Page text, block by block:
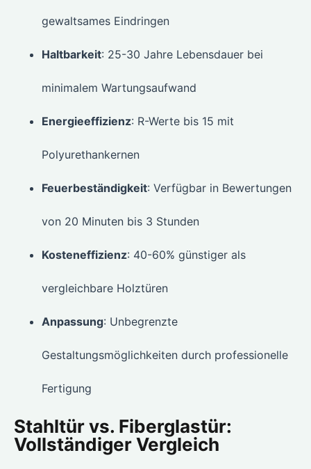
gewaltsames Eindringen
Haltbarkeit: 25-30 Jahre Lebensdauer bei
minimalem Wartungsaufwand
Energieeffizienz: R-Werte bis 15 mit
Polyurethankernen
Feuerbeständigkeit: Verfügbar in Bewertungen
von 20 Minuten bis 3 Stunden
Kosteneffizienz: 40-60% günstiger als
vergleichbare Holztüren
Anpassung: Unbegrenzte
Gestaltungsmöglichkeiten durch professionelle
Fertigung
Stahltür vs. Fiberglastür:
Vollständiger Vergleich